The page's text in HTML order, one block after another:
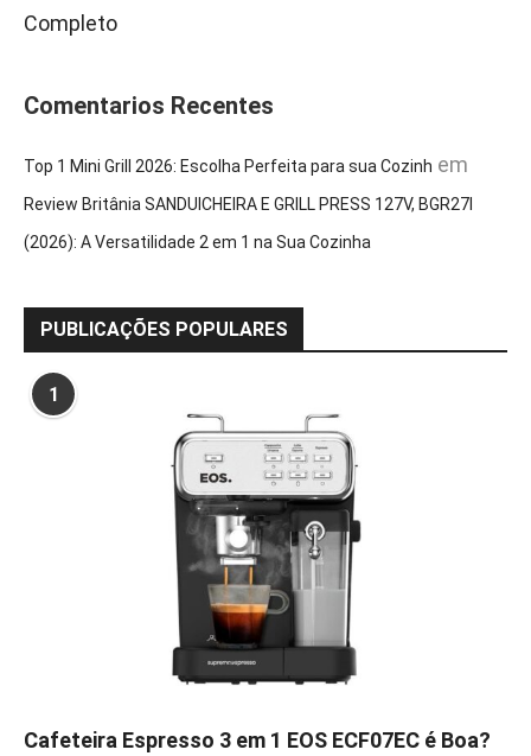
Completo
Comentarios Recentes
Top 1 Mini Grill 2026: Escolha Perfeita para sua Cozinh em
Review Britânia SANDUICHEIRA E GRILL PRESS 127V, BGR27I
(2026): A Versatilidade 2 em 1 na Sua Cozinha
PUBLICAÇÕES POPULARES
1
Cafeteira Espresso 3 em 1 EOS ECF07EC é Boa?